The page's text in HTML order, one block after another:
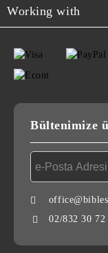
Working with
Bültenimize
02/832 30 72